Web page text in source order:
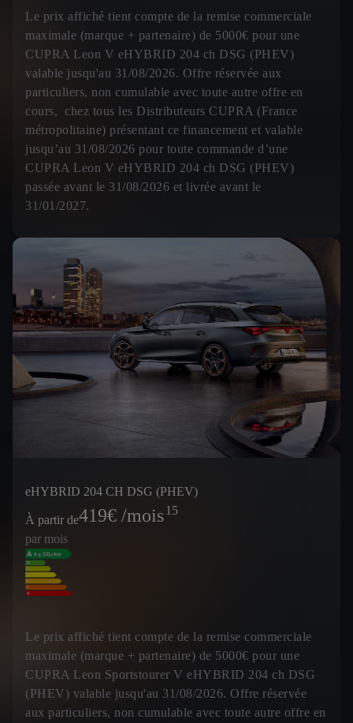
Le prix affiché tient compte de la remise commerciale
maximale (marque + partenaire) de 5000€ pour une
CUPRA Leon V eHYBRID 204 ch DSG (PHEV)
valable jusqu'au 31/08/2026. Offre réservée aux
particuliers, non cumulable avec toute autre offre en
cours, chez tous les Distributeurs CUPRA (France
métropolitaine) présentant ce financement et valable
jusqu’au 31/08/2026 pour toute commande d’une
CUPRA Leon V eHYBRID 204 ch DSG (PHEV)
passée avant le 31/08/2026 et livrée avant le
31/01/2027.
eHYBRID 204 CH DSG (PHEV)
À partir de419€ /mois15
par mois
Le prix affiché tient compte de la remise commerciale
maximale (marque + partenaire) de 5000€ pour une
CUPRA Leon Sportstourer V eHYBRID 204 ch DSG
(PHEV) valable jusqu'au 31/08/2026. Offre réservée
aux particuliers, non cumulable avec toute autre offre en